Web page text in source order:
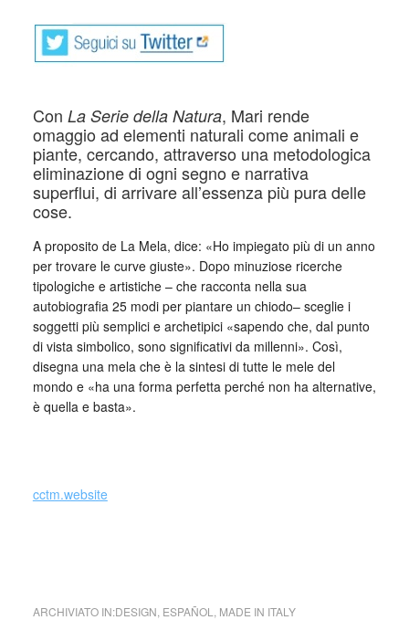
Con La Serie della Natura, Mari rende
omaggio ad elementi naturali come animali e
piante, cercando, attraverso una metodologica
eliminazione di ogni segno e narrativa
superflui, di arrivare all’essenza più pura delle
cose.
A proposito de La Mela, dice: «Ho impiegato più di un anno
per trovare le curve giuste». Dopo minuziose ricerche
tipologiche e artistiche – che racconta nella sua
autobiografia 25 modi per piantare un chiodo– sceglie i
soggetti più semplici e archetipici «sapendo che, dal punto
di vista simbolico, sono significativi da millenni». Così,
disegna una mela che è la sintesi di tutte le mele del
mondo e «ha una forma perfetta perché non ha alternative,
è quella e basta».
cctm.website
ARCHIVIATO IN:DESIGN ESPAÑOL MADE IN ITALY